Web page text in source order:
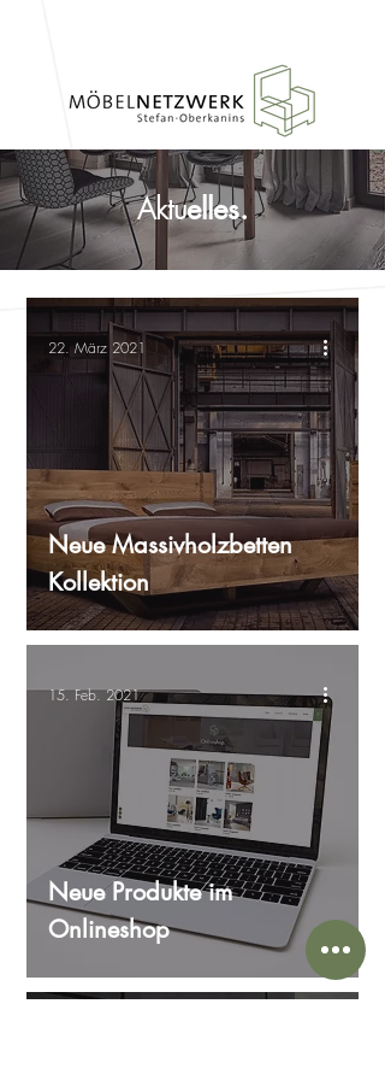
Aktuelles.
Neue Massivholzbetten
Kollektion
22. März 2021
Neue Produkte im
Onlineshop
15. Feb. 2021